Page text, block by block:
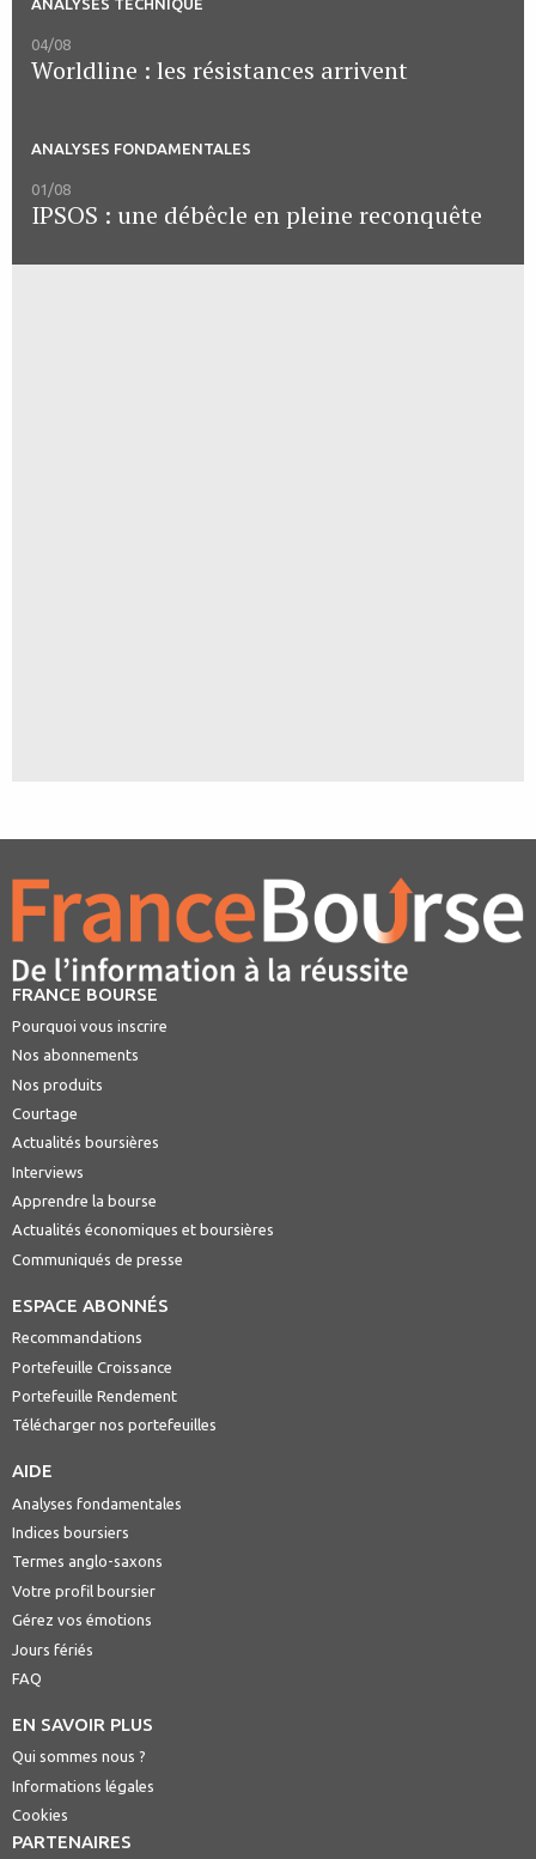
ANALYSES TECHNIQUE
04/08
Worldline : les résistances arrivent
ANALYSES FONDAMENTALES
01/08
IPSOS : une débêcle en pleine reconquête
FRANCE BOURSE
Pourquoi vous inscrire
Nos abonnements
Nos produits
Courtage
Actualités boursières
Interviews
Apprendre la bourse
Actualités économiques et boursières
Communiqués de presse
ESPACE ABONNÉS
Recommandations
Portefeuille Croissance
Portefeuille Rendement
Télécharger nos portefeuilles
AIDE
Analyses fondamentales
Indices boursiers
Termes anglo-saxons
Votre profil boursier
Gérez vos émotions
Jours fériés
FAQ
EN SAVOIR PLUS
Qui sommes nous ?
Informations légales
Cookies
PARTENAIRES